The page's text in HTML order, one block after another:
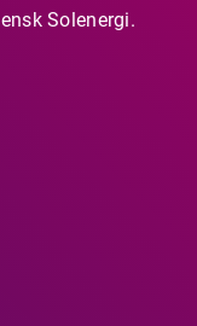
Solenergi.